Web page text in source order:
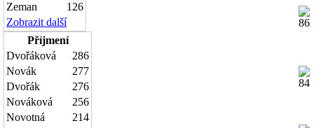
Zeman
126
Zobrazit další
Příjmení
Dvořáková
286
Novák
277
Dvořák
276
Nováková
256
Novotná
214